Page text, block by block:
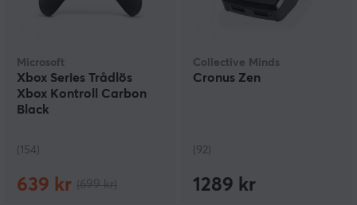
Microsoft
Xbox Series Trådlös
Xbox Kontroll Carbon
Black
(154)
639 kr
Collective Minds
Cronus Zen
(92)
1289 kr